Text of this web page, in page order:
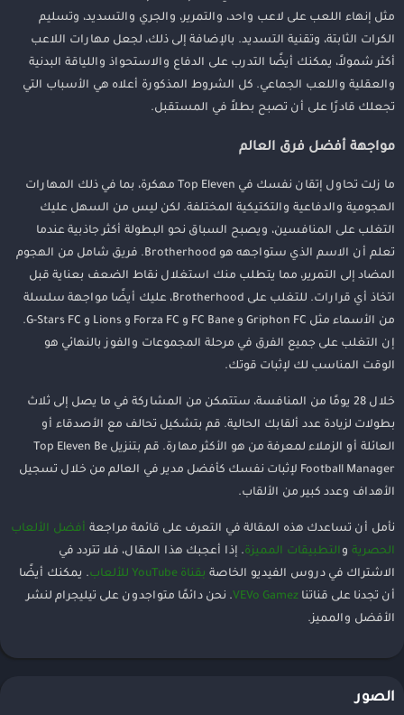
مثل إنهاء اللعب على لاعب واحد، والتمرير، والجري والتسديد، وتسليم
الكرات الثابتة، وتقنية التسديد. بالإضافة إلى ذلك، لجعل مهارات اللاعب
أكثر شمولاً، يمكنك أيضًا التدرب على الدفاع والاستحواذ واللياقة البدنية
والعقلية واللعب الجماعي. كل الشروط المذكورة أعلاه هي الأسباب التي
تجعلك قادرًا على أن تصبح بطلاً في المستقبل.
مواجهة أفضل فرق العالم
ما زلت تحاول إتقان نفسك في Top Eleven مهكرة، بما في ذلك المهارات
الهجومية والدفاعية والتكتيكية المختلفة. لكن ليس من السهل عليك
التغلب على المنافسين، ويصبح السباق نحو البطولة أكثر جاذبية عندما
تعلم أن الاسم الذي ستواجهه هو Brotherhood. فريق شامل من الهجوم
المضاد إلى التمرير، مما يتطلب منك استغلال نقاط الضعف بعناية قبل
اتخاذ أي قرارات. للتغلب على Brotherhood، عليك أيضًا مواجهة سلسلة
من الأسماء مثل Griphon FC و FC Bane و Forza FC و Lions و G-Stars FC.
إن التغلب على جميع الفرق في مرحلة المجموعات والفوز بالنهائي هو
الوقت المناسب لك لإثبات قوتك.
خلال 28 يومًا من المنافسة، ستتمكن من المشاركة في ما يصل إلى ثلاث
بطولات لزيادة عدد ألقابك الحالية. قم بتشكيل تحالف مع الأصدقاء أو
العائلة أو الزملاء لمعرفة من هو الأكثر مهارة. قم بتنزيل Top Eleven Be
Football Manager لإثبات نفسك كأفضل مدير في العالم من خلال تسجيل
الأهداف وعدد كبير من الألقاب.
نأمل أن تساعدك هذه المقالة في التعرف على قائمة مراجعة أفضل الألعاب
الحصرية و التطبيقات المميزة. إذا أعجبك هذا المقال، فلا تتردد في
الاشتراك في دروس الفيديو الخاصة بقناة YouTube للألعاب
. يمكنك أيضًا
أن تجدنا على قناتنا VEVo Gamez. نحن دائمًا متواجدون على تيليجرام لنشر
الأفضل والمميز.
الصور